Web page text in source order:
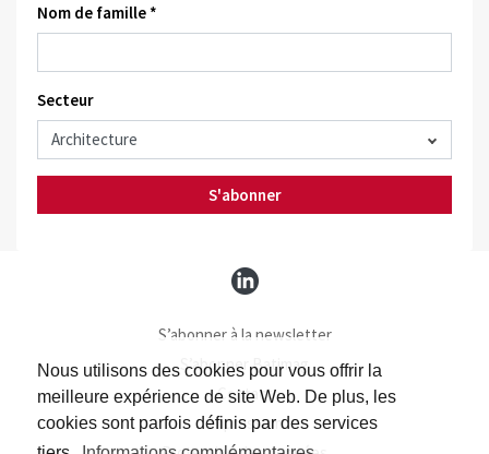
Nous utilisons des cookies pour vous offrir la
meilleure expérience de site Web. De plus, les
cookies sont parfois définis par des services
Nom de famille *
Secteur
S'abonner
S’abonner à la newsletter
S’abonner Batimag
Contact
Impressum